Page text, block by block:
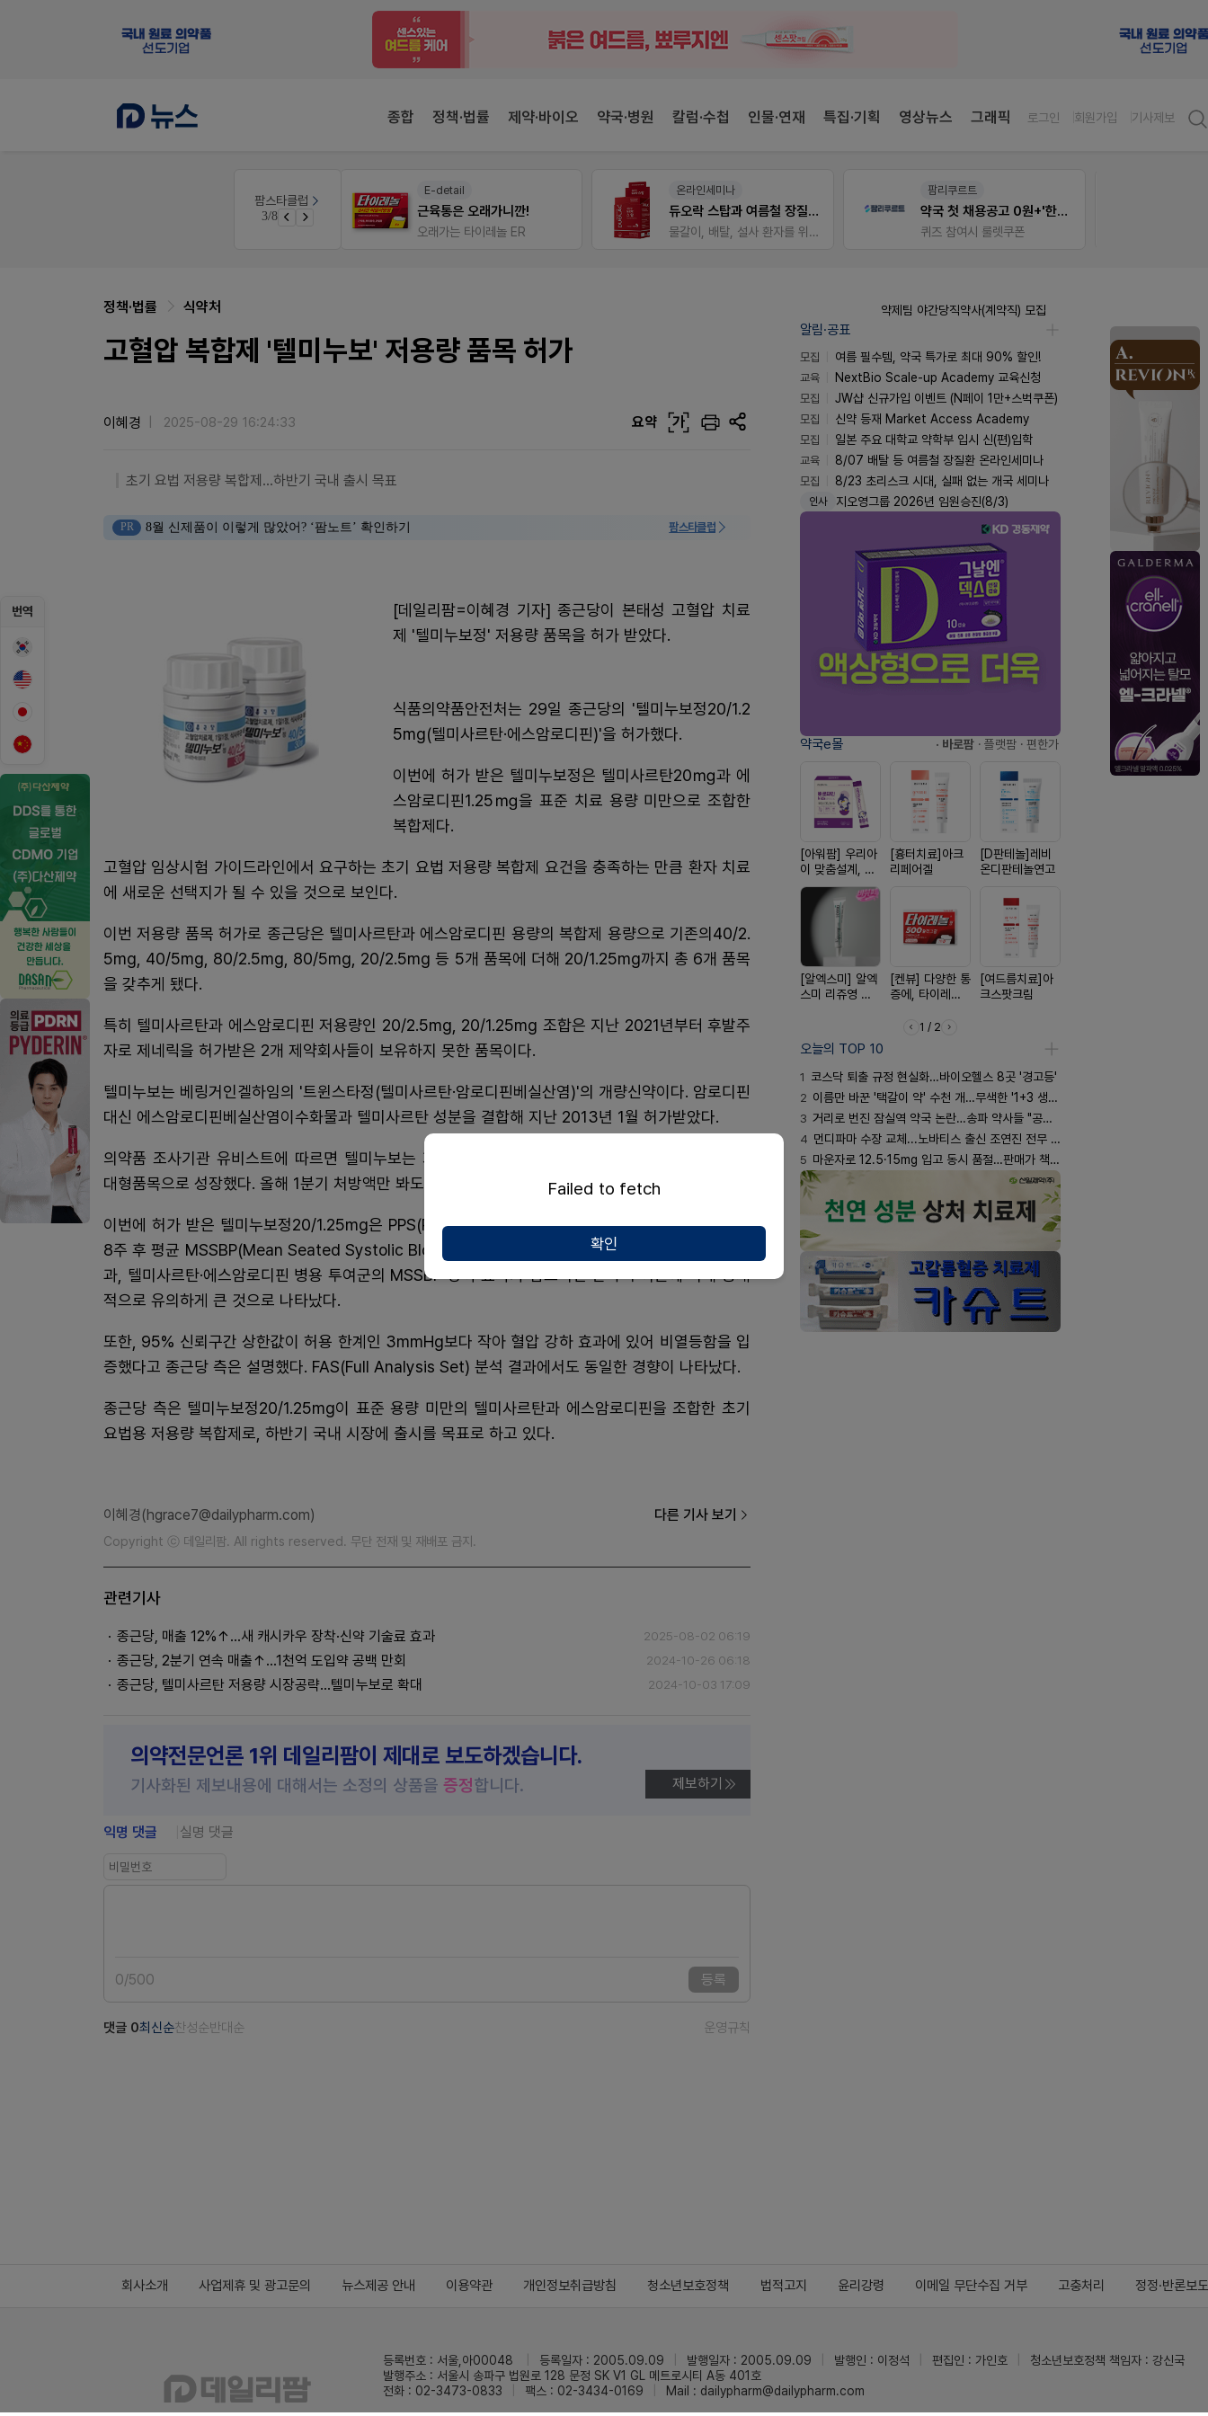
종합 정책·법률 제약·바이오 약국·병원 칼럼·수첩 인물·연재 특집·기획 영상뉴스 그래픽 로그인 회원가입 기사제보
팜스타클럽
4/8
근육통은 오래가니깐!
온라인세미나 팜리쿠르트
약국 첫 채용공고 0원+'한번 더' 무료 연장
퀴즈 참여시 룰렛쿠폰
약사 전용 온라인몰
JW SHOP
번역
정책·법률 식약처
고혈압 복합제 '텔미누보' 저용량 품목 허가
이혜경 2025-08-29 16:24:33 요약 가
초기 요법 저용량 복합제...하반기 국내 출시 목표
PR 8월 신제품이 이렇게 많았어? ‘팜노트’ 확인하기 팜스타클럽
[데일리팜=이혜경 기자] 종근당이 본태성 고혈압 치료
제 '텔미누보정' 저용량 품목을 허가 받았다.
식품의약품안전처는 29일 종근당의 '텔미누보정20/1.2
5mg(텔미사르탄·에스암로디핀)'을 허가했다.
이번에 허가 받은 텔미누보정은 텔미사르탄20㎎과 에
스암로디핀1.25㎎을 표준 치료 용량 미만으로 조합한
복합제다.
고혈압 임상시험 가이드라인에서 요구하는 초기 요법 저용량 복합제 요건을 충족하는 만큼 환자 치료
에 새로운 선택지가 될 수 있을 것으로 보인다.
이번 저용량 품목 허가로 종근당은 텔미사르탄과 에스암로디핀 용량의 복합제 용량으로 기존의40/2.
5mg, 40/5mg, 80/2.5mg, 80/5mg, 20/2.5mg 등 5개 품목에 더해 20/1.25mg까지 총 6개 품목
을 갖추게 됐다.
특히 텔미사르탄과 에스암로디핀 저용량인 20/2.5mg, 20/1.25mg 조합은 지난 2021년부터 후발주
자로 제네릭을 허가받은 2개 제약회사들이 보유하지 못한 품목이다.
텔미누보는 베링거인겔하임의 '트윈스타정(텔미사르탄·암로디핀베실산염)'의 개량신약이다. 암로디핀
대신 에스암로디핀베실산염이수화물과 텔미사르탄 성분을 결합해 지난 2013년 1월 허가받았다.
의약품 조사기관 유비스트에 따르면 텔미누보는 지난해 500억원 이상의 원외처방액을 기록하면서
대형품목으로 성장했다. 올해 1분기 처방액만 봐도 전년대비 3.5% 증가한 138억원을 보이고 있다.
이번에 허가 받은 텔미누보정20/1.25mg은 PPS(Per Protocol Set)에 해당하는 319명을 대상으로
8주 후 평균 MSSBP(Mean Seated Systolic Blood Pressure) 변화량을 분석한 3상 임상 시험 결
과, 텔미사르탄·에스암로디핀 병용 투여군의 MSSBP 강하 효과가 암로디핀 단독 투여군에 비해 통계
적으로 유의하게 큰 것으로 나타났다.
또한, 95% 신뢰구간 상한값이 허용 한계인 3mmHg보다 작아 혈압 강하 효과에 있어 비열등함을 입
증했다고 종근당 측은 설명했다. FAS(Full Analysis Set) 분석 결과에서도 동일한 경향이 나타났다.
종근당 측은 텔미누보정20/1.25mg이 표준 용량 미만의 텔미사르탄과 에스암로디핀을 조합한 초기
요법용 저용량 복합제로, 하반기 국내 시장에 출시를 목표로 하고 있다.
이혜경(hgrace7@dailypharm.com) 다른 기사 보기
Copyright ⓒ 데일리팜. All rights reserved. 무단 전재 및 재배포 금지.
관련기사
종근당, 매출 12%↑...새 캐시카우 장착·신약 기술료 효과 2025-08-02 06:19
종근당, 2분기 연속 매출↑...1천억 도입약 공백 만회 2024-10-26 06:18
종근당, 텔미사르탄 저용량 시장공략…텔미누보로 확대 2024-10-03 17:09
의약전문언론 1위 데일리팜이 제대로 보도하겠습니다.
기사화된 제보내용에 대해서는 소정의 상품을 증정합니다. 제보하기
익명 댓글 실명 댓글
0/500 등록
댓글 0최신순찬성순반대순 운영규칙
약제팀 야간당직약사(계약직) 모집
알림·공표
모집
여름 필수템, 약국 특가로 최대 90% 할인!
교육
NextBio Scale-up Academy 교육신청
모집
JW샵 신규가입 이벤트 (N페이 1만+스벅쿠폰)
모집
신약 등재 Market Access Academy
모집
일본 주요 대학교 약학부 입시 신(편)입학
교육
8/07 배탈 등 여름철 장질환 온라인세미나
모집
8/23 초리스크 시대, 실패 없는 개국 세미나
인사 지오영그룹 2026년 임원승진(8/3)
약국e몰 · 바로팜 · 플랫팜 · 편한가
[아워팜] 우리아
이 맞춤설계, 바
로타민 kids 엘
더베리맛
[흉터치료]아크
리페어겔
[D판테놀]레비
온디판테놀연고
[알엑스미] 알엑
스미 리쥬영 울
어 크림
[켄뷰] 다양한 통
증에, 타이레놀
[여드름치료]아
크스팟크림
1 / 2
오늘의 TOP 10
1 코스닥 퇴출 규정 현실화…바이오헬스 8곳 '경고등'
2 이름만 바꾼 '택갈이 약' 수천 개…무색한 '1+3 생동'
3 거리로 번진 잠실역 약국 논란…송파 약사들 "공공성 훼손"
4 먼디파마 수장 교체...노바티스 출신 조연진 전무 내정
5 마운자로 12.5·15mg 입고 동시 품절…판매가 책정 고심
회사소개 사업제휴 및 광고문의 뉴스제공 안내 이용약관 개인정보취급방침 청소년보호정책 법적고지 윤리강령 이메일 무단수집 거부 고충처리 정정·반론보도
등록번호 : 서울,아00048 등록일자 : 2005.09.09 발행일자 : 2005.09.09 발행인 : 이정석 편집인 : 가인호
청소년보호정책 책임자 : 강신국
발행주소 : 서울시 송파구 법원로 128 문정 SK V1 GL 메트로시티 A동 401호
전화 : 02-3473-0833
팩스 : 02-3434-0169 Mail : dailypharm@dailypharm.com
Failed to fetch
확인